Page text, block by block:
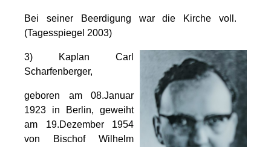
Bei seiner Beerdigung war die Kirche voll.
(Tagesspiegel 2003)
3)
Kaplan Carl
Scharfenberger,
geboren am 08.Januar
1923 in Berlin, geweiht
am 19.Dezember 1954
von Bischof Wilhelm